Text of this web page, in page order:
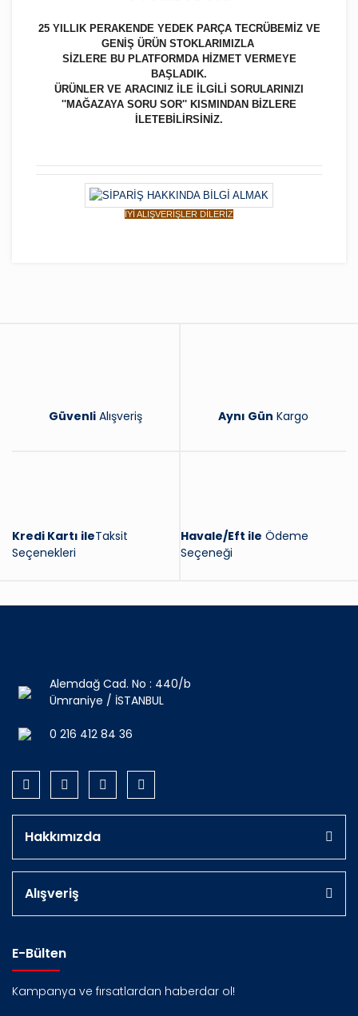
25 YILLIK PERAKENDE YEDEK PARÇA TECRÜBEMİZ VE
GENİŞ ÜRÜN STOKLARIMIZLA
SİZLERE BU PLATFORMDA HİZMET VERMEYE
BAŞLADIK.
ÜRÜNLER VE ARACINIZ İLE İLGİLİ SORULARINIZI
''MAĞAZAYA SORU SOR'' KISMINDAN BİZLERE
İLETEBİLİRSİNİZ.
İYİ ALIŞVERİŞLER DİLERİZ
Güvenli Alışveriş Aynı Gün Kargo
Kredi Kartı ileTaksit
Seçenekleri
Havale/Eft ile Ödeme
Seçeneği
Alemdağ Cad. No : 440/b
Ümraniye / İSTANBUL
0 216 412 84 36
Hakkımızda
Alışveriş
E-Bülten
Kampanya ve fırsatlardan haberdar ol!